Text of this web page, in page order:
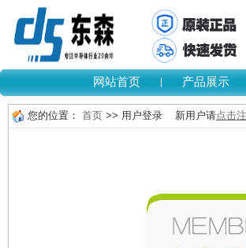
网站首页 产品展示
您的位置： 首页 >> 用户登录 新用户请点击